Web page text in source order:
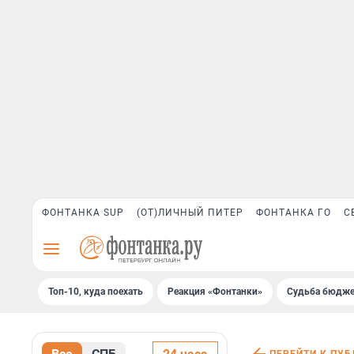
ФОНТАНКА SUP (ОТ)ЛИЧНЫЙ ПИТЕР ФОНТАНКА ГО
Топ-10, куда поехать Реакция «Фонтанки» Судьба